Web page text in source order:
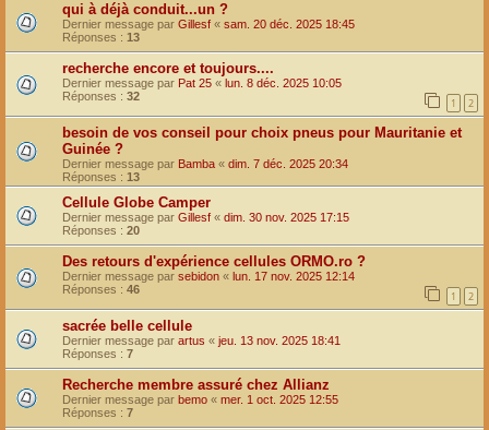
qui à déjà conduit...un ?
Dernier message par Gillesf « sam. 20 déc. 2025 18:45
Réponses : 13
recherche encore et toujours....
Dernier message par Pat 25 « lun. 8 déc. 2025 10:05
Réponses : 32 1 2
besoin de vos conseil pour choix pneus pour Mauritanie et
Guinée ?
Dernier message par Bamba « dim. 7 déc. 2025 20:34
Réponses : 13
Cellule Globe Camper
Dernier message par Gillesf « dim. 30 nov. 2025 17:15
Réponses : 20
Des retours d'expérience cellules ORMO.ro ?
Dernier message par sebidon « lun. 17 nov. 2025 12:14
Réponses : 46 1 2
sacrée belle cellule
Dernier message par artus « jeu. 13 nov. 2025 18:41
Réponses : 7
Recherche membre assuré chez Allianz
Dernier message par bemo « mer. 1 oct. 2025 12:55
Réponses : 7